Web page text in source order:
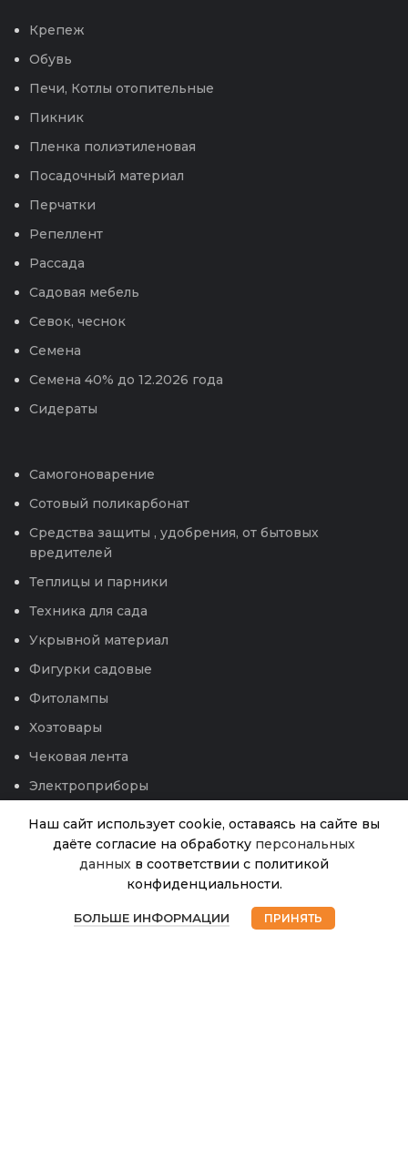
Крепеж
Обувь
Печи, Котлы отопительные
Пикник
Пленка полиэтиленовая
Посадочный материал
Перчатки
Репеллент
Рассада
Садовая мебель
Севок, чеснок
Семена
Семена 40% до 12.2026 года
Сидераты
Самогоноварение
Сотовый поликарбонат
Средства защиты , удобрения, от бытовых
вредителей
Теплицы и парники
Техника для сада
Укрывной материал
Фигурки садовые
Фитолампы
Хозтовары
Чековая лента
Электроприборы
Наш сайт использует cookie, оставаясь на сайте вы
даёте согласие на обработку персональных
данных в соответствии с политикой
конфиденциальности.
БОЛЬШЕ ИНФОРМАЦИИ ПРИНЯТЬ
Пр.Базилик
0,3г 12.26
29.00 ₽
наличии
Магазин Избранное Корзина Мой аккаунт